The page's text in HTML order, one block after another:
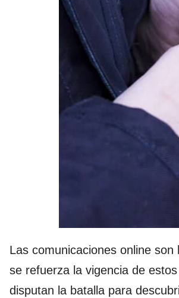
Las comunicaciones online
se refuerza la vigencia de
disputan la batalla para